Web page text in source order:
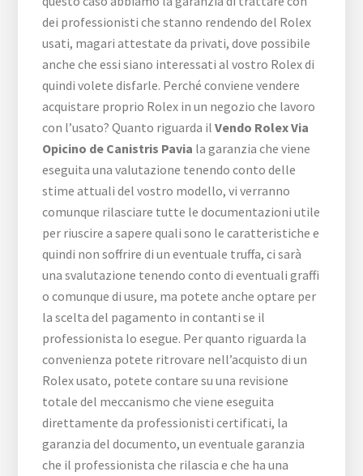
dei professionisti che stanno rendendo del Rolex
usati, magari attestate da privati, dove possibile
anche che essi siano interessati al vostro Rolex di
quindi volete disfarle. Perché conviene vendere
acquistare proprio Rolex in un negozio che lavoro
con l’usato? Quanto riguarda ilVendo Rolex Via
Opicino de Canistris Pavia la garanzia che viene
eseguita una valutazione tenendo conto delle
stime attuali del vostro modello, vi verranno
comunque rilasciare tutte le documentazioni utile
per riuscire a sapere quali sono le caratteristiche e
quindi non soffrire di un eventuale truffa, ci sarà
una svalutazione tenendo conto di eventuali graffi
o comunque di usure, ma potete anche optare per
la scelta del pagamento in contanti se il
professionista lo esegue. Per quanto riguarda la
convenienza potete ritrovare nell’acquisto di un
Rolex usato, potete contare su una revisione
totale del meccanismo che viene eseguita
direttamente da professionisti certificati, la
garanzia del documento, un eventuale garanzia
che il professionista che rilascia e che ha una